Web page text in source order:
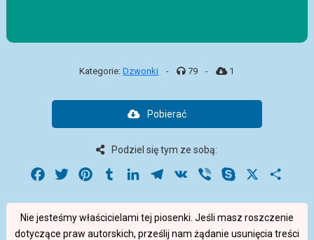
Kategorie:Dzwonki - 79 - 1
Pobierać
Podziel się tym ze sobą:
Facebook
Twitter PinterestTumblrLinkedInTelegram
VK Viber Skype
Nie jesteśmy właścicielami tej piosenki. Jeśli masz roszczenie
dotyczące praw autorskich, prześlij nam żądanie usunięcia treści